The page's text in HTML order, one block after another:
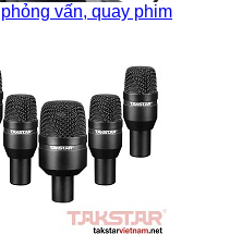
vấn, quay phim